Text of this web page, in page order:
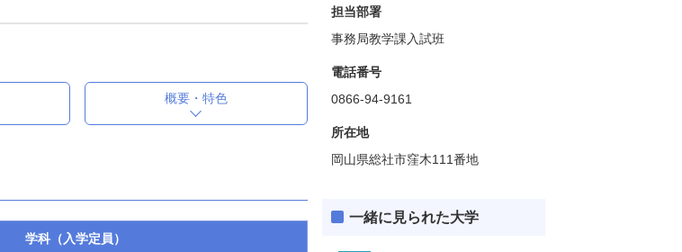
概要・特色
学科（入学定員）
担当部署
事務局教学課入試班
電話番号
0866-94-9161
所在地
岡山県総社市窪木111番地
一緒に見られた大学